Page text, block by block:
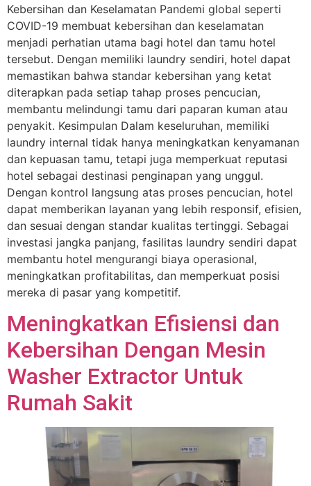
Kebersihan dan Keselamatan Pandemi global seperti
COVID-19 membuat kebersihan dan keselamatan
menjadi perhatian utama bagi hotel dan tamu hotel
tersebut. Dengan memiliki laundry sendiri, hotel dapat
memastikan bahwa standar kebersihan yang ketat
diterapkan pada setiap tahap proses pencucian,
membantu melindungi tamu dari paparan kuman atau
penyakit. Kesimpulan Dalam keseluruhan, memiliki
laundry internal tidak hanya meningkatkan kenyamanan
dan kepuasan tamu, tetapi juga memperkuat reputasi
hotel sebagai destinasi penginapan yang unggul.
Dengan kontrol langsung atas proses pencucian, hotel
dapat memberikan layanan yang lebih responsif, efisien,
dan sesuai dengan standar kualitas tertinggi. Sebagai
investasi jangka panjang, fasilitas laundry sendiri dapat
membantu hotel mengurangi biaya operasional,
meningkatkan profitabilitas, dan memperkuat posisi
mereka di pasar yang kompetitif.
Meningkatkan Efisiensi dan
Kebersihan Dengan Mesin
Washer Extractor Untuk
Rumah Sakit